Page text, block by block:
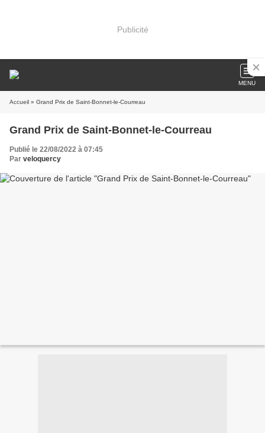
Publicité
MENU
Accueil » Grand Prix de Saint-Bonnet-le-Courreau
Grand Prix de Saint-Bonnet-le-Courreau
Publié le 22/08/2022 à 07:45
Par veloquercy